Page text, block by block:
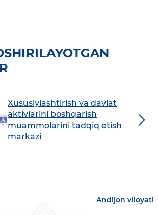
Xususiylashtirish va davlat
aktivlarini boshqarish
muammolarini tadqiq etish
markazi
Andijon viloyati